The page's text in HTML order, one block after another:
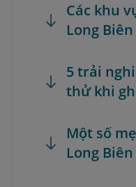
Các khu
Long Biên
5 trải
thử khi
Một số
Long Biên